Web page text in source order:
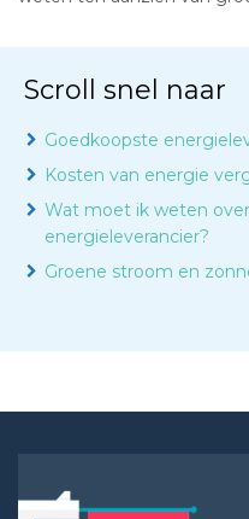
Scroll snel naar
Goedkoopste
Kosten van energie
Wat moet ik weten
energieleverancier?
Groene stroom en